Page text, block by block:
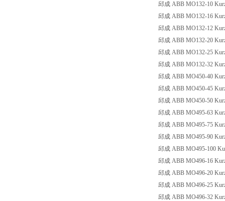
邱成 ABB MO132-10
邱成 ABB MO132-16
邱成 ABB MO132-12
邱成 ABB MO132-20
邱成 ABB MO132-25
邱成 ABB MO132-32
邱成 ABB MO450-40
邱成 ABB MO450-45
邱成 ABB MO450-50
邱成 ABB MO495-63
邱成 ABB MO495-75
邱成 ABB MO495-90
邱成 ABB MO495-100
邱成 ABB MO496-16
邱成 ABB MO496-20
邱成 ABB MO496-25
邱成 ABB MO496-32